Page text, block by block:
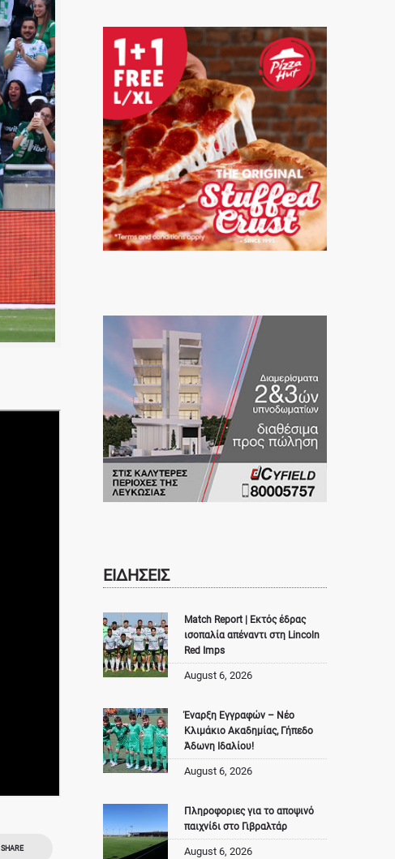
SHARE
ΕΙΔΗΣΕΙΣ
Match Report | Εκτός έδρας
ισοπαλία απέναντι στη Lincoln
Red Imps
August 6, 2026
Έναρξη Εγγραφών – Νέο
Κλιμάκιο Ακαδημίας, Γήπεδο
Άδωνη Ιδαλίου!
August 6, 2026
Πληροφοριες για το αποψινό
παιχνίδι στο Γιβραλτάρ
August 6, 2026